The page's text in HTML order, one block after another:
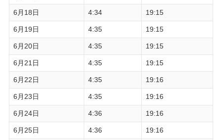
6月18日 4:34 19:15
6月19日 4:35 19:15
6月20日 4:35 19:15
6月21日 4:35 19:15
6月22日 4:35 19:16
6月23日 4:35 19:16
6月24日 4:36 19:16
6月25日 4:36 19:16